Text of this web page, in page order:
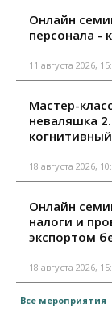
Онлайн
персонала -
11 августа 2026,
Мастер-
неваляшка
18 августа 2026,
Онлайн
налоги и
экспортом
18 августа 2026,
Все мероприятия